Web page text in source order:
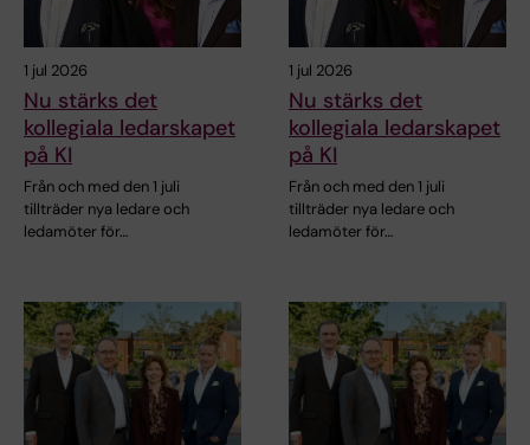
1 jul 2026
Nu stärks det
kollegiala ledarskapet
på KI
Från och med den 1 juli
tillträder nya ledare och
ledamöter för…
1 jul 2026
Nu stärks det
kollegiala ledarskapet
på KI
Från och med den 1 juli
tillträder nya ledare och
ledamöter för…